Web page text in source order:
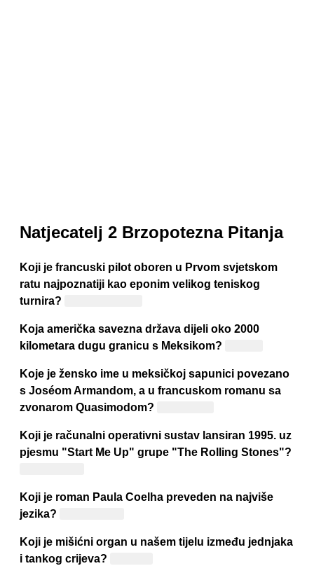
Natjecatelj 2 Brzopotezna Pitanja
Koji je francuski pilot oboren u Prvom svjetskom
ratu najpoznatiji kao eponim velikog teniskog
turnira?
Koja američka savezna država dijeli oko 2000
kilometara dugu granicu s Meksikom?
Koje je žensko ime u meksičkoj sapunici povezano
s Joséom Armandom, a u francuskom romanu sa
zvonarom Quasimodom?
Koji je računalni operativni sustav lansiran 1995. uz
pjesmu "Start Me Up" grupe "The Rolling Stones"?
Koji je roman Paula Coelha preveden na najviše
jezika?
Koji je mišićni organ u našem tijelu između jednjaka
i tankog crijeva?